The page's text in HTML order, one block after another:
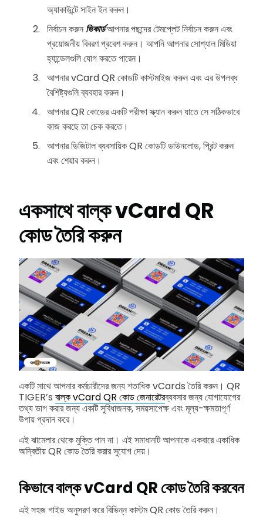
অ্যাকাউন্টে সাইন ইন করুন।
নির্বাচন করুন ভিকার্ডআপনার পছন্দের টেমপ্লেট নির্বাচন করুন এবং
প্রয়োজনীয় বিবরণ প্রবেশ করুন। আপনি আপনার সোশ্যাল মিডিয়া
হ্যান্ডেলগুলি যোগ করতে পারেন।
আপনার vCard QR কোডটি কাস্টমাইজ করুন এবং এর উপলব্ধ
বৈশিষ্ট্যগুলি ব্যবহার করুন।
আপনার QR কোডের একটি পরীক্ষা স্ক্যান করুন যাতে সে সঠিকভাবে
কাজ করছে তা চেক করতে।
আপনার ডিজিটাল ব্যবসায়িক QR কোডটি ডাউনলোড, প্রিন্ট করুন
এবং শেয়ার করুন।
একসাথে বাল্ক vCard QR
কোড তৈরি করুন
একটি সাথে আপনার কর্মচারীদের জন্য শতাধিক vCards তৈরি করুন। QR
TIGER’s বাল্ক vCard QR কোড জেনারেটরব্যবসার জন্য যোগাযোগের
তথ্য ভাগ করার জন্য একটি সুবিধাজনক, সময়সাপেক্ষ এবং মূল্য-ক্ষমতাপূর্ণ
উপায় প্রদান করে।
এই ঝামেলার থেকে মুক্তি পান না। এই সমাধানটি আপনাকে একবারে একাধিক
অদ্বিতীয় QR কোড তৈরি করার সুযোগ দেয়।
কিভাবে বাল্ক vCard QR কোড তৈরি করবেন
এই সহজ গাইড অনুসরণ করে বিভিন্ন কাস্টম QR কোড তৈরি করুন।